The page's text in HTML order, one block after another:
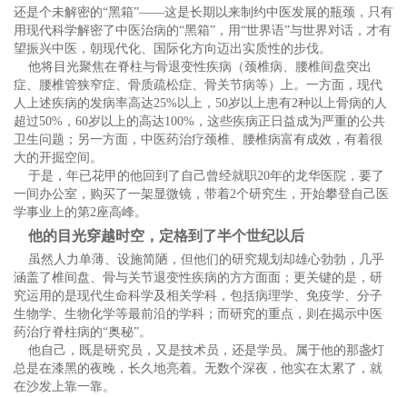
还是个未解密的“黑箱”——这是长期以来制约中医发展的瓶颈，只有
用现代科学解密了中医治病的“黑箱”，用“世界语”与世界对话，才有
望振兴中医，朝现代化、国际化方向迈出实质性的步伐。
他将目光聚焦在脊柱与骨退变性疾病（颈椎病、腰椎间盘突出
症、腰椎管狭窄症、骨质疏松症、骨关节病等）上。一方面，现代
人上述疾病的发病率高达25%以上，50岁以上患有2种以上骨病的人
超过50%，60岁以上的高达100%，这些疾病正日益成为严重的公共
卫生问题；另一方面，中医药治疗颈椎、腰椎病富有成效，有着很
大的开掘空间。
于是，年已花甲的他回到了自己曾经就职20年的龙华医院，要了
一间办公室，购买了一架显微镜，带着2个研究生，开始攀登自己医
学事业上的第2座高峰。
他的目光穿越时空，定格到了半个世纪以后
虽然人力单薄、设施简陋，但他们的研究规划却雄心勃勃，几乎
涵盖了椎间盘、骨与关节退变性疾病的方方面面；更关键的是，研
究运用的是现代生命科学及相关学科，包括病理学、免疫学、分子
生物学、生物化学等最前沿的学科；而研究的重点，则在揭示中医
药治疗脊柱病的“奥秘”。
他自己，既是研究员，又是技术员，还是学员。属于他的那盏灯
总是在漆黑的夜晚，长久地亮着。无数个深夜，他实在太累了，就
在沙发上靠一靠。